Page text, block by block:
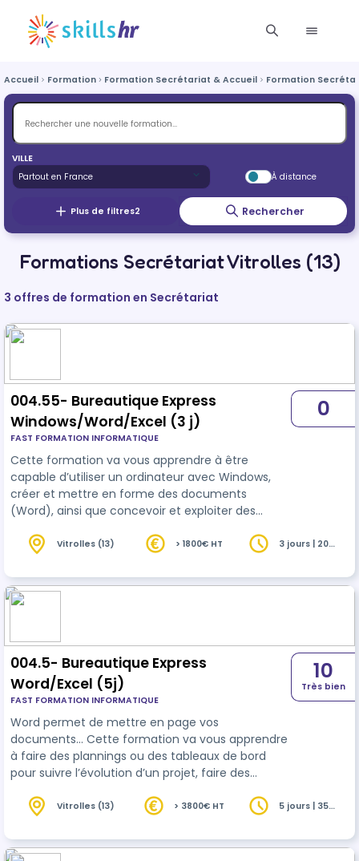
Accueil Formation Formation Secrétariat & Accueil Formation
VILLE
À distance
Plus de filtres2 Rechercher
Formations Secrétariat Vitrolles (13)
3 offres de formation en Secrétariat
004.55- Bureautique Express
Windows/Word/Excel (3 j)
FAST FORMATION INFORMATIQUE
Cette formation va vous apprendre à être
capable d’utiliser un ordinateur avec Windows,
créer et mettre en forme des documents
(Word), ainsi que concevoir et exploiter des
0
Vitrolles (13) > 1800€ HT
3 jours | 20
004.5- Bureautique Express
Word/Excel (5j)
FAST FORMATION INFORMATIQUE
Word permet de mettre en page vos
documents... Cette formation va vous apprendre
à faire des plannings ou des tableaux de bord
pour suivre l’évolution d’un projet, faire des
10
Très bien
Vitrolles (13) > 3800€ HT
5 jours | 35